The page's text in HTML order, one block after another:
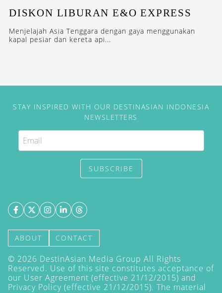
DISKON LIBURAN E&O EXPRESS
Menjelajah Asia Tenggara dengan gaya menggunakan
kapal pesiar dan kereta api...
STAY INSPIRED WITH OUR DESTINASIAN INDONESIA
NEWSLETTERS
SUBSCRIBE
ABOUT CONTACT
© 2026 DestinAsian Media Group All Rights
Reserved. Use of this site constitutes acceptance of
our User Agreement (effective 21/12/2015) and
Privacy Policy (effective 21/12/2015). The material